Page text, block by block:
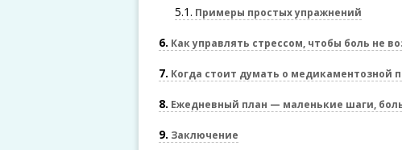
5.1 Примеры простых упражнений
6 Как управлять стрессом, чтобы боль не
7 Когда стоит думать о
8 Ежедневный план — маленькие шаги,
9 Заключение